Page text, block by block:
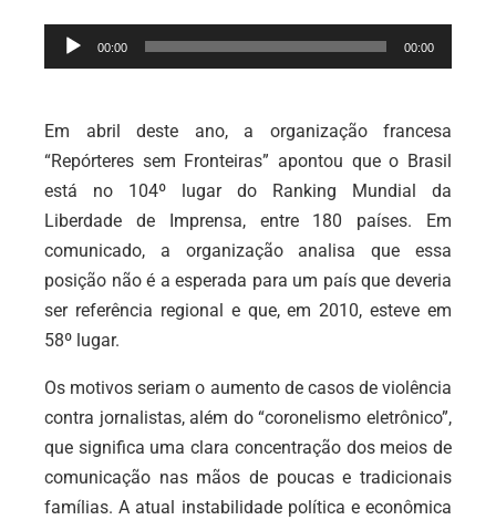
Tocador
de
00:00 00:00
Em abril deste ano, a organização francesa
“Repórteres sem Fronteiras” apontou que o Brasil
está no 104º lugar do Ranking Mundial da
Liberdade de Imprensa, entre 180 países. Em
comunicado, a organização analisa que essa
posição não é a esperada para um país que deveria
ser referência regional e que, em 2010, esteve em
58º lugar.
Os motivos seriam o aumento de casos de violência
contra jornalistas, além do “coronelismo eletrônico”,
que significa uma clara concentração dos meios de
comunicação nas mãos de poucas e tradicionais
famílias. A atual instabilidade política e econômica